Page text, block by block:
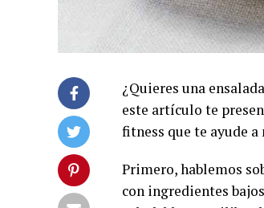
¿Quieres una
este artículo te
fitness que te ayude
Primero, hablemos
con ingredientes